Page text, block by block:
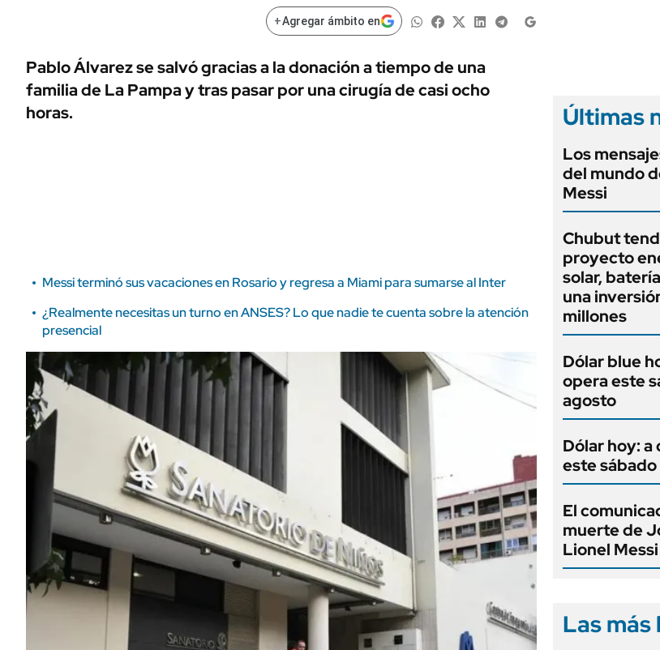
MEDIAKIT AMBITO DEBATE
URUGUAY
AUTOS
+Agregar ámbito en
Pablo Álvarez se salvó gracias a la donación a tiempo de una
familia de La Pampa y tras pasar por una cirugía de casi ocho
horas.
Messi terminó sus vacaciones en Rosario y regresa a Miami para sumarse al Inter
¿Realmente necesitas un turno en ANSES? Lo que nadie te cuenta sobre la atención
presencial
Últimas
Los
del mundo
Messi
Chubut
proyecto
solar,
una
millones
Dólar blue
opera este
agosto
Dólar hoy: a
este
El
muerte de
Lionel Messi
Las más